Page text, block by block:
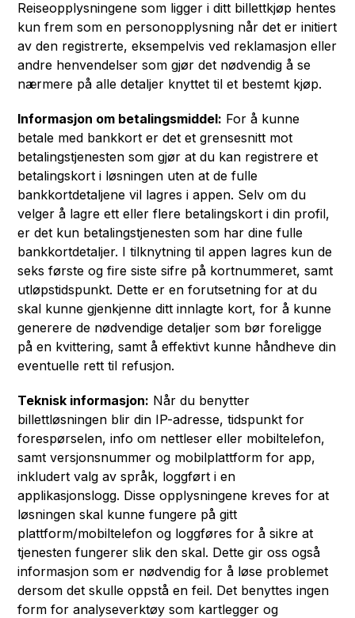
Reiseopplysningene som ligger i ditt billettkjøp hentes
kun frem som en personopplysning når det er initiert
av den registrerte, eksempelvis ved reklamasjon eller
andre henvendelser som gjør det nødvendig å se
nærmere på alle detaljer knyttet til et bestemt kjøp.
Informasjon om betalingsmiddel: For å kunne
betale med bankkort er det et grensesnitt mot
betalingstjenesten som gjør at du kan registrere et
betalingskort i løsningen uten at de fulle
bankkortdetaljene vil lagres i appen. Selv om du
velger å lagre ett eller flere betalingskort i din profil,
er det kun betalingstjenesten som har dine fulle
bankkortdetaljer. I tilknytning til appen lagres kun de
seks første og fire siste sifre på kortnummeret, samt
utløpstidspunkt. Dette er en forutsetning for at du
skal kunne gjenkjenne ditt innlagte kort, for å kunne
generere de nødvendige detaljer som bør foreligge
på en kvittering, samt å effektivt kunne håndheve din
eventuelle rett til refusjon.
Teknisk informasjon: Når du benytter
billettløsningen blir din IP-adresse, tidspunkt for
forespørselen, info om nettleser eller mobiltelefon,
samt versjonsnummer og mobilplattform for app,
inkludert valg av språk, loggført i en
applikasjonslogg. Disse opplysningene kreves for at
løsningen skal kunne fungere på gitt
plattform/mobiltelefon og loggføres for å sikre at
tjenesten fungerer slik den skal. Dette gir oss også
informasjon som er nødvendig for å løse problemet
dersom det skulle oppstå en feil. Det benyttes ingen
form for analyseverktøy som kartlegger og